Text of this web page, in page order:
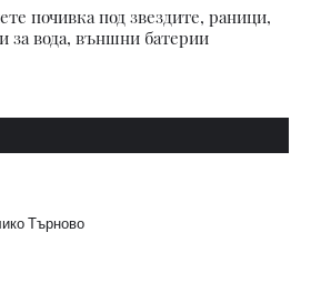
почивка под звездите, раници,
за вода, външни батерии
Търново